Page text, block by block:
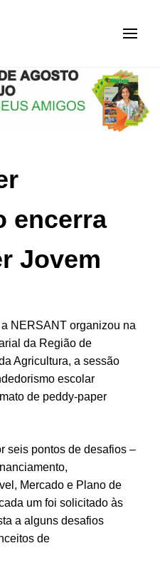
– REVISTA
ONLINE
encerra
Jovem
NERSANT organizou na
da Região de
Agricultura, a sessão
escolar
de peddy-paper
seis pontos de desafios –
Mercado e Plano de
um foi solicitado às
a alguns desafios
de